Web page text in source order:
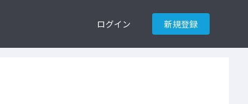
ログイン 新規登録